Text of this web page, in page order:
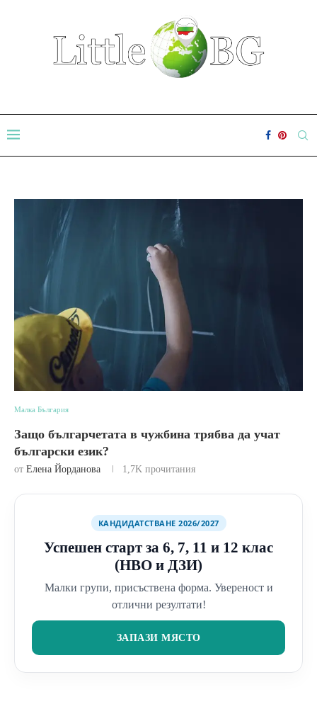
Малка България
Защо българчетата в чужбина трябва да учат
български език?
от Елена Йорданова 1,7K прочитания
КАНДИДАТСТВАНЕ 2026/2027
Успешен старт за 6, 7, 11 и 12 клас
(НВО и ДЗИ)
Малки групи, присъствена форма. Увереност и
отлични резултати!
ЗАПАЗИ МЯСТО